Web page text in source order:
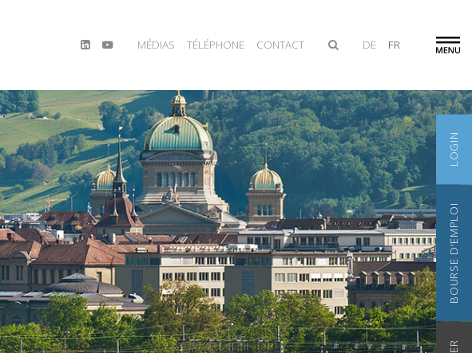
MÉDIAS TÉLÉPHONE CONTACT DE FR
LOGIN
BOURSE D'EMPLOI